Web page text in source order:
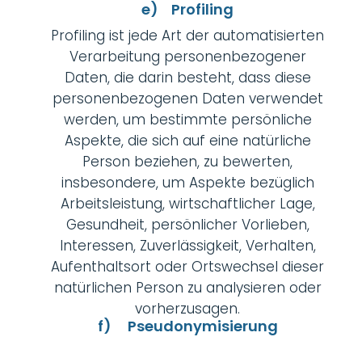
e) Profiling
Profiling ist jede Art der automatisierten
Verarbeitung personenbezogener
Daten, die darin besteht, dass diese
personenbezogenen Daten verwendet
werden, um bestimmte persönliche
Aspekte, die sich auf eine natürliche
Person beziehen, zu bewerten,
insbesondere, um Aspekte bezüglich
Arbeitsleistung, wirtschaftlicher Lage,
Gesundheit, persönlicher Vorlieben,
Interessen, Zuverlässigkeit, Verhalten,
Aufenthaltsort oder Ortswechsel dieser
natürlichen Person zu analysieren oder
vorherzusagen.
f) Pseudonymisierung